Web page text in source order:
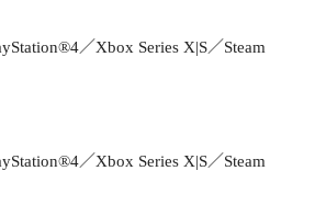
／Xbox Series X|S／Steam
／Xbox Series X|S／Steam